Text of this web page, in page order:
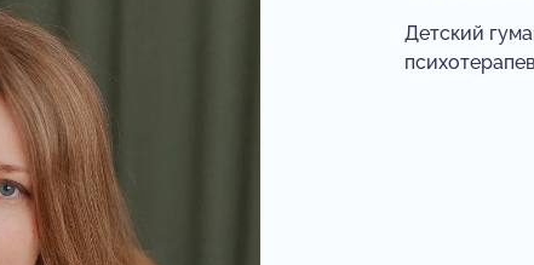
Детский